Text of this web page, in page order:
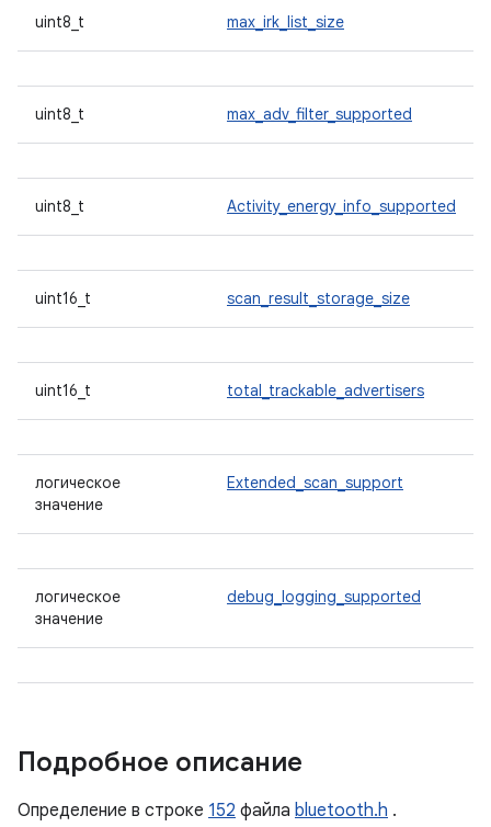
uint8_t max_irk_list_size
uint8_t max_adv_filter_supported
uint8_t Activity_energy_info_supported
uint16_t scan_result_storage_size
uint16_t total_trackable_advertisers
логическое
значение
Extended_scan_support
логическое
значение
debug_logging_supported
Подробное описание
Определение в строке 152 файла bluetooth.h .